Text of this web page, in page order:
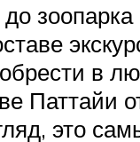
в
Паттайи
это